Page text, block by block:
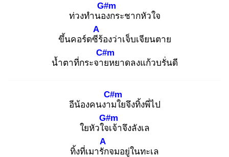
ท่วงทำนอง
G#m
กระชากหัวใจ
ขึ้นคอร์ดซีร้
A
องว่าเจ็บเจียนตาย
น้ำตาที่กระจาย
C#m
หยาดลงแก้วบรั่นดี
อีน้องคนงาม
C#m
ใยจึงทิ้งพี่ไป
ใยหัวใจเ
G#m
จ้าจึงลังเล
ทิ้งที่เมารัก
A
จมอยู่ในทะเล